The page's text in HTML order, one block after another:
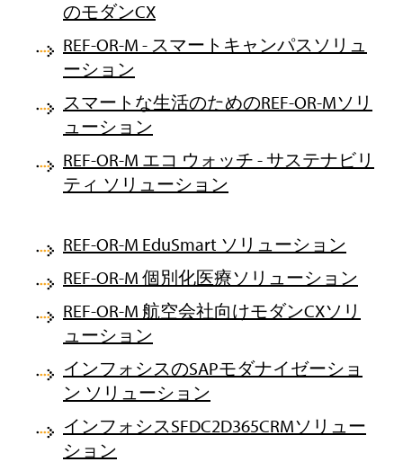
のモダンCX
REF-OR-M - スマートキャンパスソリュ
ーション
スマートな生活のためのREF-OR-Mソリ
ューション
REF-OR-M エコ ウォッチ - サステナビリ
ティ ソリューション
REF-OR-M EduSmart ソリューション
REF-OR-M 個別化医療ソリューション
REF-OR-M 航空会社向けモダンCXソリ
ューション
インフォシスのSAPモダナイゼーショ
ン ソリューション
インフォシスSFDC2D365CRMソリュー
ション